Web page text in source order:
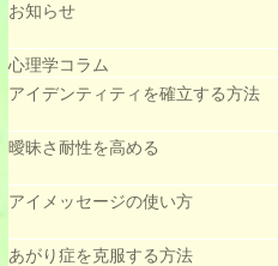
お知らせ
心理学コラム
アイデンティティを確立する方法
曖昧さ耐性を高める
アイメッセージの使い方
あがり症を克服する方法